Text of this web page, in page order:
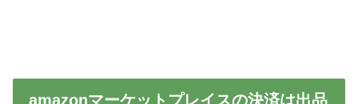
amazonマーケットプレイスの決済は出品